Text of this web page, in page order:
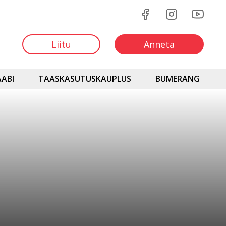
Liitu Anneta
TAASKASUTUSKAUPLUS BUMERANG